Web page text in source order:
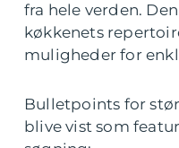
fra hele verden.
køkkenets
muligheder for
Bulletpoints for
blive vist som